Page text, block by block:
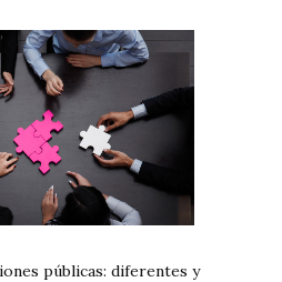
públicas: diferentes y